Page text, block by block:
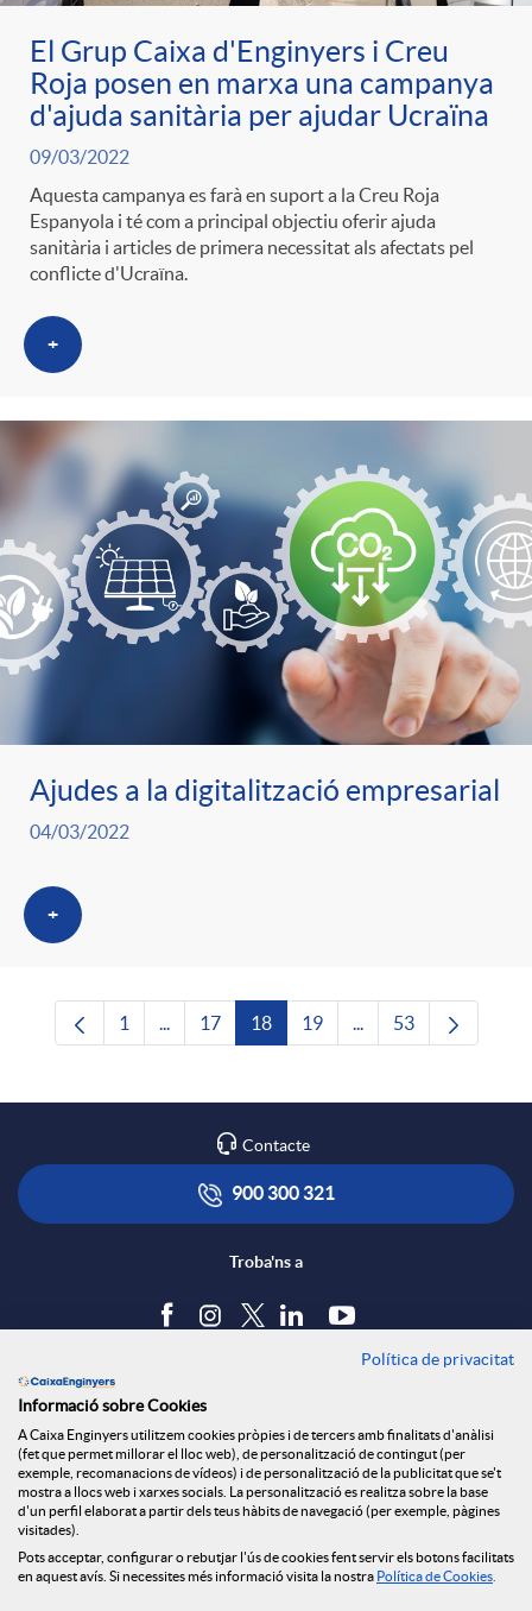
El Grup Caixa d'Enginyers i Creu
Roja posen en marxa una campanya
d'ajuda sanitària per ajudar Ucraïna
09/03/2022
Aquesta campanya es farà en suport a la Creu Roja
Espanyola i té com a principal objectiu oferir ajuda
sanitària i articles de primera necessitat als afectats pel
conflicte d'Ucraïna.
+
Ajudes a la digitalització empresarial
04/03/2022
+
Pàgina
1 ...Pàgines intermèdies Utilitzeu TAB per
Pàgina
17 Pàgina
18 Pàgina
19 ...Pàgines intermèdies
Pàgina
53
Contacte
900 300 321
Troba'ns a
Política de cookies
Avís legal
Seguretat Online
Canal denúncies
Política de privacitat
Informació sobre Cookies
A Caixa Enginyers utilitzem cookies pròpies i de tercers amb finalitats d'anàlisi
(fet que permet millorar el lloc web), de personalització de contingut (per
exemple, recomanacions de vídeos) i de personalització de la publicitat que se't
mostra a llocs web i xarxes socials. La personalització es realitza sobre la base
d'un perfil elaborat a partir dels teus hàbits de navegació (per exemple, pàgines
visitades).
Pots acceptar, configurar o rebutjar l'ús de cookies fent servir els botons facilitats
en aquest avís. Si necessites més informació visita la nostra Política de Cookies